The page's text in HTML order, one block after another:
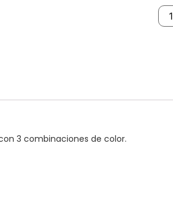
3 combinaciones de color.